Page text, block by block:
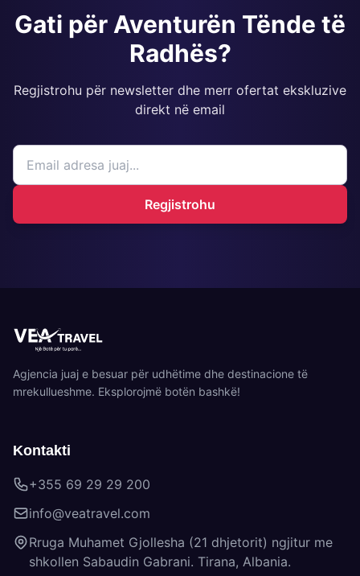
Gati për Aventurën Tënde të
Radhës?
Regjistrohu për newsletter dhe merr ofertat ekskluzive
direkt në email
Regjistrohu
Agjencia juaj e besuar për udhëtime dhe destinacione të
mrekullueshme. Eksplorojmë botën bashkë!
Kontakti
+355 69 29 29 200
info@veatravel.com
Rruga Muhamet Gjollesha (21 dhjetorit) ngjitur me
shkollen Sabaudin Gabrani. Tirana, Albania.